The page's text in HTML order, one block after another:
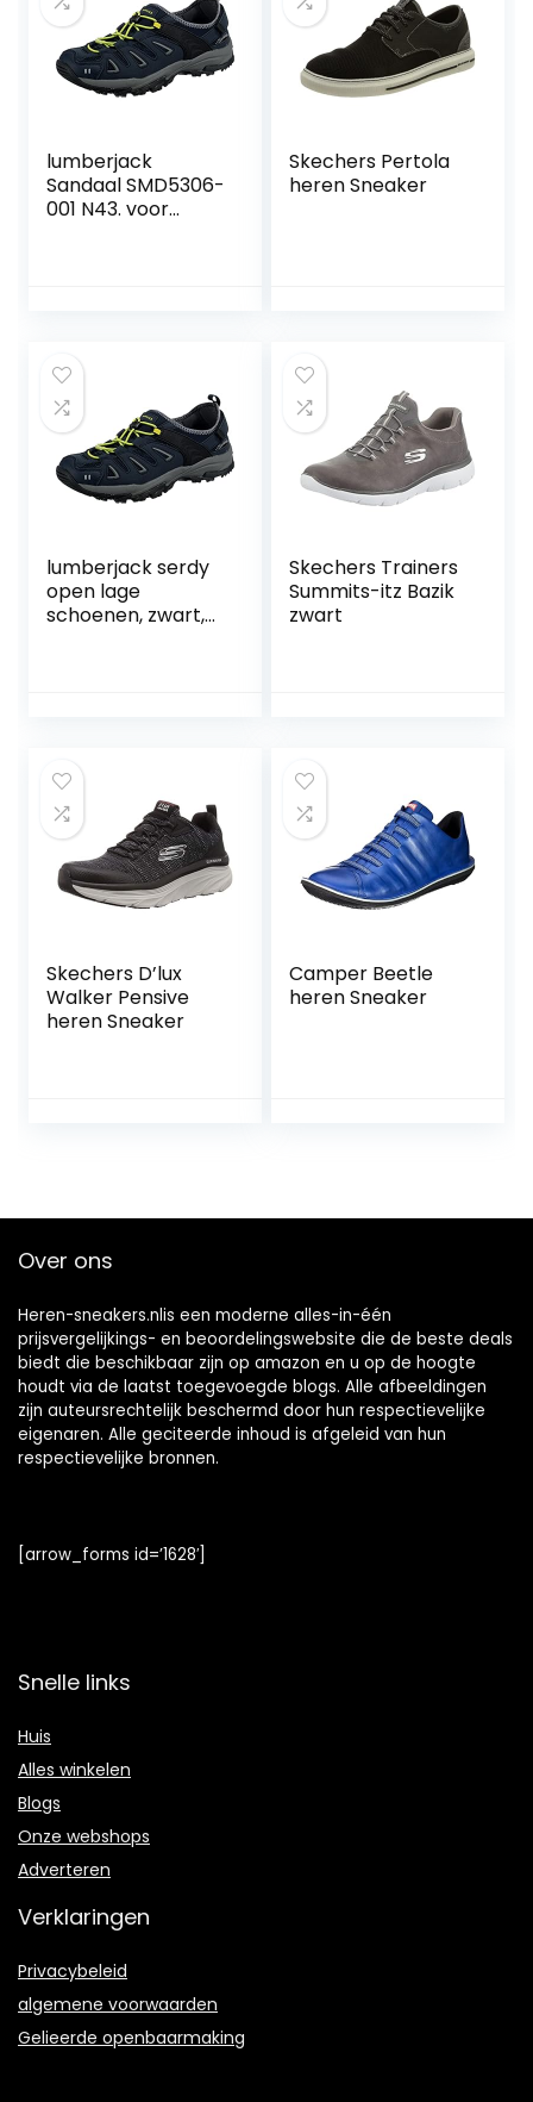
lumberjack
Sandaal SMD5306-
001 N43. voor
Skechers Pertola
heren Sneaker
lumberjack serdy
open lage
schoenen, zwart,
Skechers Trainers
Summits-itz Bazik
zwart
Skechers D’lux
Walker Pensive
heren Sneaker
Camper Beetle
heren Sneaker
Over ons
Heren-sneakers.nlis een moderne alles-in-één
prijsvergelijkings- en beoordelingswebsite die de beste deals
biedt die beschikbaar zijn op amazon en u op de hoogte
houdt via de laatst toegevoegde blogs. Alle afbeeldingen
zijn auteursrechtelijk beschermd door hun respectievelijke
eigenaren. Alle geciteerde inhoud is afgeleid van hun
respectievelijke bronnen.
[arrow_forms id=’1628′]
Snelle links
Huis
Alles winkelen
Blogs
Onze webshops
Adverteren
Verklaringen
Privacybeleid
algemene voorwaarden
Gelieerde openbaarmaking